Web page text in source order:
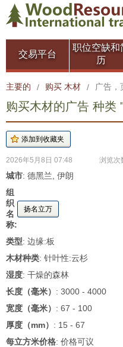
交易平台
职位空缺和
历
主要的 / 购买 木材 / 广告
购买木材的广告 种
2026年5月8日 07:48 浏览次
城市: 德黑兰, 伊朗
组
织
名
称:
扬名立万
类型: 边缘:板
木材种类: 针叶性:云杉
湿度: 干燥的森林
长度（毫米） : 3000 - 4000
宽度（毫米） : 67 - 100
厚度（mm） : 15 - 67
每立方米价格: 价格可议